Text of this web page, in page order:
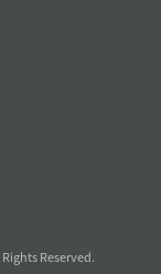
Rights Reserved.